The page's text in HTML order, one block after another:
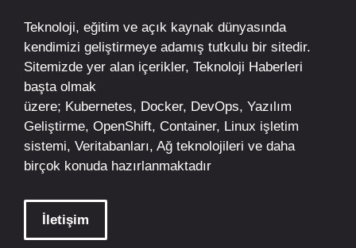
Teknoloji, eğitim ve açık kaynak dünyasında
kendimizi geliştirmeye adamış tutkulu bir sitedir.
Sitemizde yer alan içerikler, Teknoloji Haberleri
başta olmak
üzere; Kubernetes, Docker, DevOps, Yazılım
Geliştirme, OpenShift, Container, Linux işletim
sistemi, Veritabanları, Ağ teknolojileri ve daha
birçok konuda hazırlanmaktadır
İletişim